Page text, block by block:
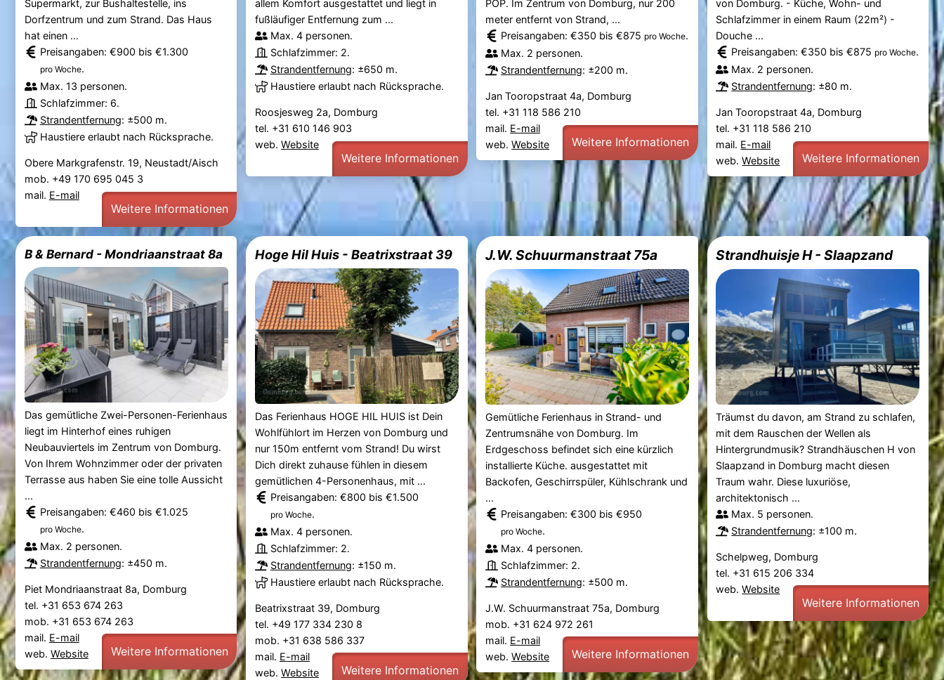
Supermarkt, zur Bushaltestelle, ins
Dorfzentrum und zum Strand. Das Haus
hat einen ...
Preisangaben: €900 bis €1.300
pro Woche.
Max. 13 personen.
Schlafzimmer: 6.
Strandentfernung: ±500 m.
Haustiere erlaubt nach Rücksprache.
Obere Markgrafenstr. 19, Neustadt/Aisch
mob. +49 170 695 045 3
mail. E-mail
Weitere Informationen
allem Komfort ausgestattet und liegt in
fußläufiger Entfernung zum ...
Max. 4 personen.
Schlafzimmer: 2.
Strandentfernung: ±650 m.
Haustiere erlaubt nach Rücksprache.
Roosjesweg 2a, Domburg
tel. +31 610 146 903
web. Website
Weitere Informationen
POP. Im Zentrum von Domburg, nur 200
meter entfernt von Strand, ...
Preisangaben: €350 bis €875 pro Woche.
Max. 2 personen.
Strandentfernung: ±200 m.
Jan Tooropstraat 4a, Domburg
tel. +31 118 586 210
mail. E-mail
web.Website Weitere Informationen
von Domburg. - Küche, Wohn- und
Schlafzimmer in einem Raum (22m²) -
Douche ...
Preisangaben: €350 bis €875 pro Woche.
Max. 2 personen.
Strandentfernung: ±80 m.
Jan Tooropstraat 4a, Domburg
tel. +31 118 586 210
mail. E-mail
web.Website Weitere Informationen
B & Bernard - Mondriaanstraat 8a
Das gemütliche Zwei-Personen-Ferienhaus
liegt im Hinterhof eines ruhigen
Neubauviertels im Zentrum von Domburg.
Von Ihrem Wohnzimmer oder der privaten
Terrasse aus haben Sie eine tolle Aussicht
...
Preisangaben: €460 bis €1.025
pro Woche.
Max. 2 personen.
Strandentfernung: ±450 m.
Piet Mondriaanstraat 8a, Domburg
tel. +31 653 674 263
mob. +31 653 674 263
mail. E-mail
web. Website Weitere Informationen
Hoge Hil Huis - Beatrixstraat 39
Das Ferienhaus HOGE HIL HUIS ist Dein
Wohlfühlort im Herzen von Domburg und
nur 150m entfernt vom Strand! Du wirst
Dich direkt zuhause fühlen in diesem
gemütlichen 4-Personenhaus, mit ...
Preisangaben: €800 bis €1.500
pro Woche.
Max. 4 personen.
Schlafzimmer: 2.
Strandentfernung: ±150 m.
Haustiere erlaubt nach Rücksprache.
Beatrixstraat 39, Domburg
tel. +49 177 334 230 8
mob. +31 638 586 337
mail. E-mail
web. Website Weitere Informationen
J.W. Schuurmanstraat 75a
Gemütliche Ferienhaus in Strand- und
Zentrumsnähe von Domburg. Im
Erdgeschoss befindet sich eine kürzlich
installierte Küche. ausgestattet mit
Backofen, Geschirrspüler, Kühlschrank und
...
Preisangaben: €300 bis €950
pro Woche.
Max. 4 personen.
Schlafzimmer: 2.
Strandentfernung: ±500 m.
J.W. Schuurmanstraat 75a, Domburg
mob. +31 624 972 261
mail. E-mail
web.Website Weitere Informationen
Strandhuisje H - Slaapzand
Träumst du davon, am Strand zu schlafen,
mit dem Rauschen der Wellen als
Hintergrundmusik? Strandhäuschen H von
Slaapzand in Domburg macht diesen
Traum wahr. Diese luxuriöse,
architektonisch ...
Max. 5 personen.
Strandentfernung: ±100 m.
Schelpweg, Domburg
tel. +31 615 206 334
web.Website
Weitere Informationen